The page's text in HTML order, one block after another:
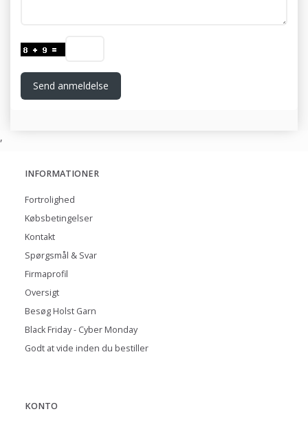
Send anmeldelse
,
INFORMATIONER
Fortrolighed
Købsbetingelser
Kontakt
Spørgsmål & Svar
Firmaprofil
Oversigt
Besøg Holst Garn
Black Friday - Cyber Monday
Godt at vide inden du bestiller
KONTO